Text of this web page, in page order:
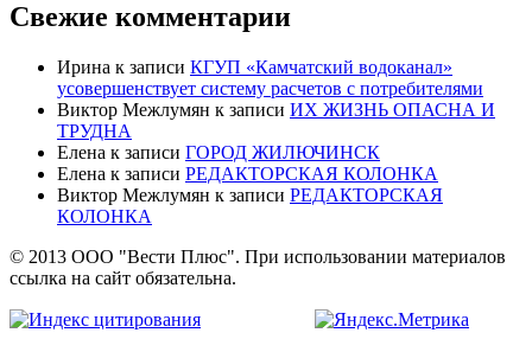
Свежие комментарии
Ирина к записи КГУП «Камчатский водоканал»
усовершенствует систему расчетов с потребителями
Виктор Межлумян к записи ИХ ЖИЗНЬ ОПАСНА И
ТРУДНА
Елена к записи ГОРОД ЖИЛЮЧИНСК
Елена к записи РЕДАКТОРСКАЯ КОЛОНКА
Виктор Межлумян к записи РЕДАКТОРСКАЯ
КОЛОНКА
© 2013 ООО "Вести Плюс". При использовании материалов
ссылка на сайт обязательна.